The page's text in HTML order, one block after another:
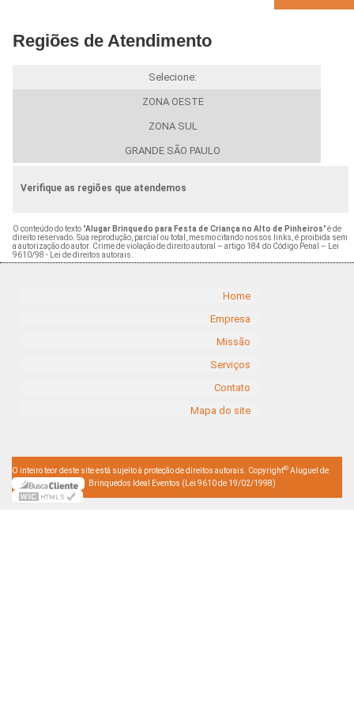
Regiões de Atendimento
Selecione:
ZONA OESTE
ZONA SUL
GRANDE SÃO PAULO
Verifique as regiões que atendemos
O conteúdo do texto "Alugar Brinquedo para Festa de Criança no Alto de Pinheiros" é de
direito reservado. Sua reprodução, parcial ou total, mesmo citando nossos links, é proibida sem
a autorização do autor. Crime de violação de direito autoral – artigo 184 do Código Penal –
Lei
9610/98 - Lei de direitos autorais
Home
Empresa
Missão
Serviços
Contato
Mapa do site
O inteiro teor deste site está sujeito à proteção de direitos autorais. Copyright© Aluguel de
Brinquedos Ideal Eventos (Lei 9610 de 19/02/1998)